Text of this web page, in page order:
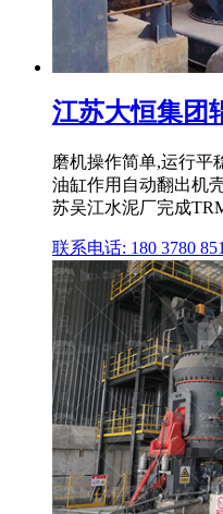
江苏大恒集团
磨机操作简单,运行平
油缸作用自动翻出机
苏吴江水泥厂完成
联系电话: 180 3780